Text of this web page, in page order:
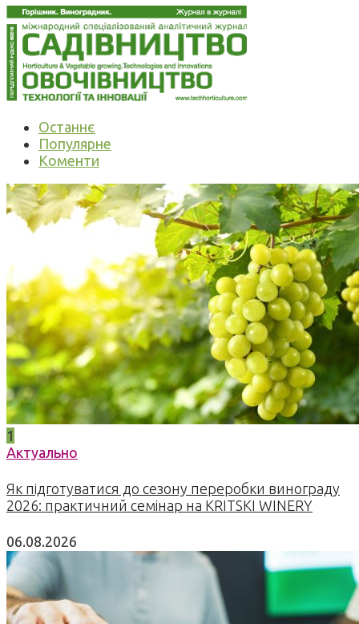
Останнє
Популярне
Коменти
1
Актуально
Як підготуватися до сезону переробки винограду
2026: практичний семінар на KRITSKI WINERY
06.08.2026